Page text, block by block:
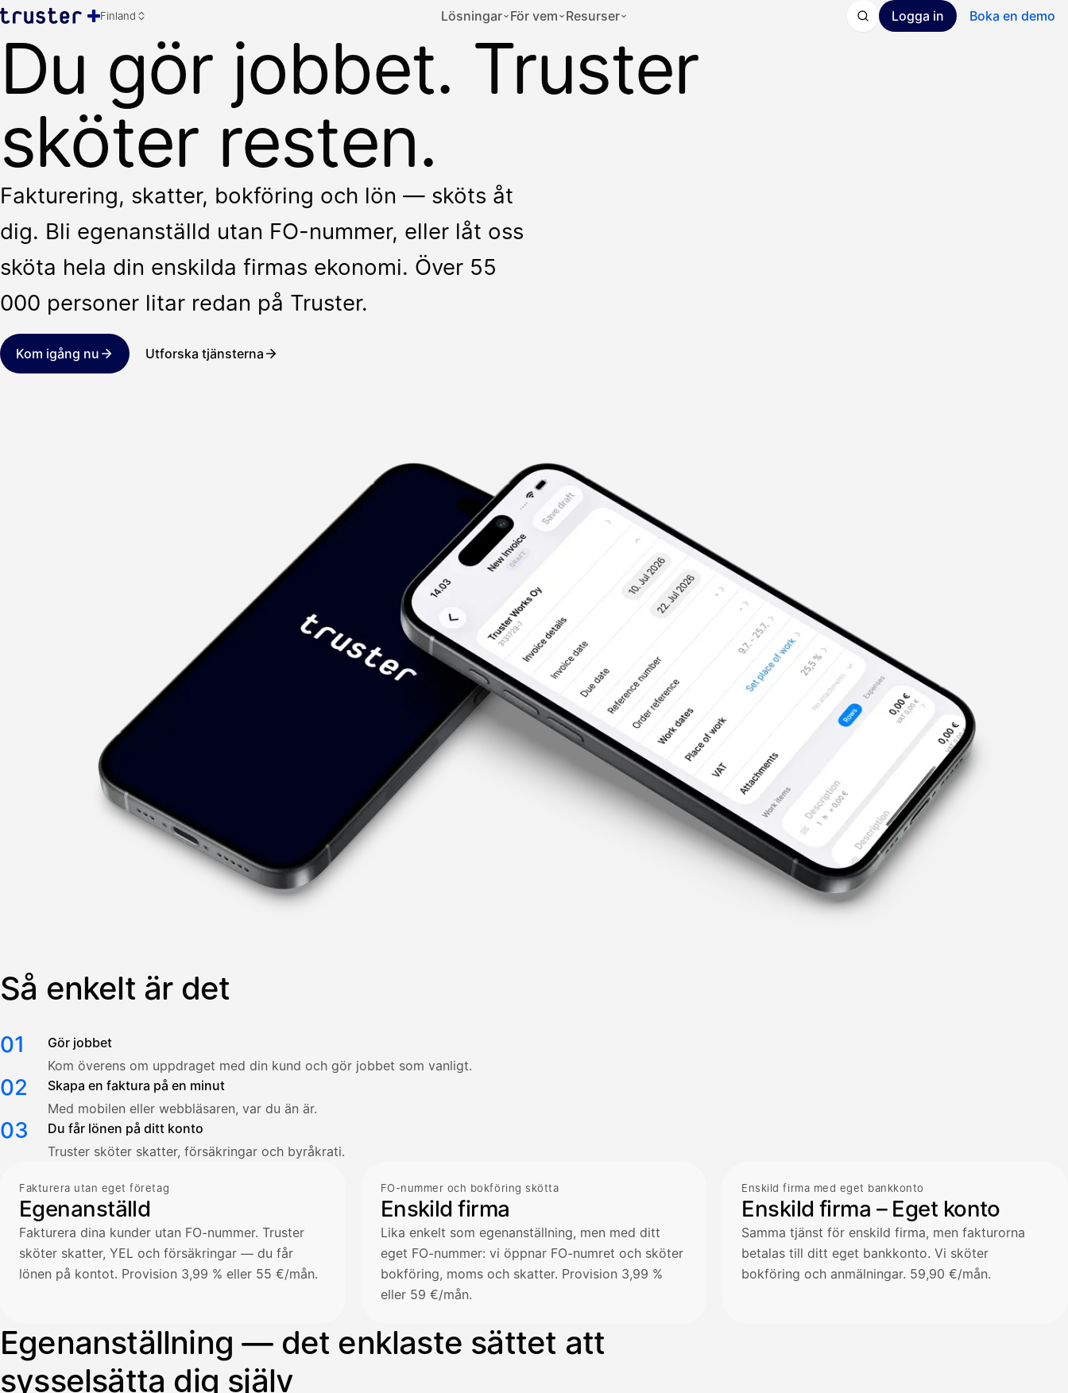
Finland Lösningar För vem Resurser Logga in Boka en demo
Du gör jobbet. Truster
sköter resten.
Fakturering, skatter, bokföring och lön — sköts åt
dig. Bli egenanställd utan FO-nummer, eller låt oss
sköta hela din enskilda firmas ekonomi. Över 55
000 personer litar redan på Truster.
Kom igång nu Utforska tjänsterna
Så enkelt är det
01
Gör jobbet
Kom överens om uppdraget med din kund och gör jobbet som vanligt.
02
Skapa en faktura på en minut
Med mobilen eller webbläsaren, var du än är.
03
Du får lönen på ditt konto
Truster sköter skatter, försäkringar och byråkrati.
Fakturera utan eget företag
Egenanställd
Fakturera dina kunder utan FO-nummer. Truster
sköter skatter, YEL och försäkringar — du får
lönen på kontot. Provision 3,99 % eller 55 €/mån.
FO-nummer och bokföring skötta
Enskild firma
Lika enkelt som egenanställning, men med ditt
eget FO-nummer: vi öppnar FO-numret och sköter
bokföring, moms och skatter. Provision 3,99 %
eller 59 €/mån.
Enskild firma med eget bankkonto
Enskild firma – Eget konto
Samma tjänst för enskild firma, men fakturorna
betalas till ditt eget bankkonto. Vi sköter
bokföring och anmälningar. 59,90 €/mån.
Egenanställning — det enklaste sättet att
sysselsätta dig själv